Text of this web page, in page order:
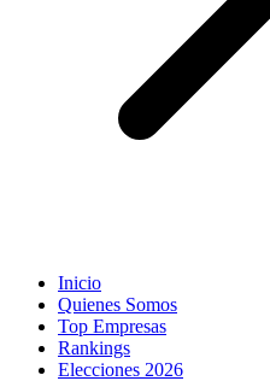
Inicio
Quienes Somos
Top Empresas
Rankings
Elecciones 2026